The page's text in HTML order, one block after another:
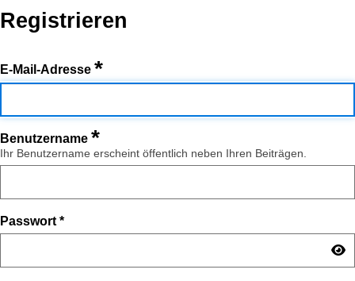
Registrieren
E-Mail-Adresse *
Benutzername *
Ihr Benutzername erscheint öffentlich neben Ihren Beiträgen.
Passwort *